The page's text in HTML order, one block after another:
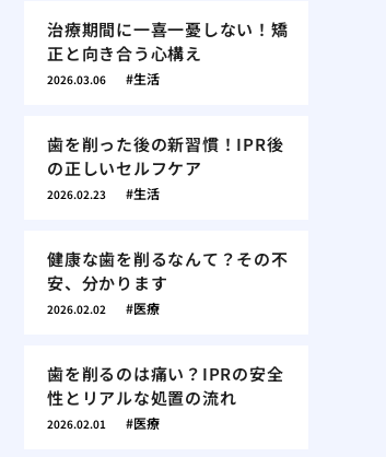
治療期間に一喜一憂しない！矯
正と向き合う心構え
2026.03.06 生活
歯を削った後の新習慣！IPR後
の正しいセルフケア
2026.02.23 生活
健康な歯を削るなんて？その不
安、分かります
2026.02.02 医療
歯を削るのは痛い？IPRの安全
性とリアルな処置の流れ
2026.02.01 医療